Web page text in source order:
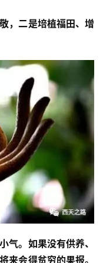
，二是培植福田、增
气。如果没有供养、
来会得贫穷的果报。